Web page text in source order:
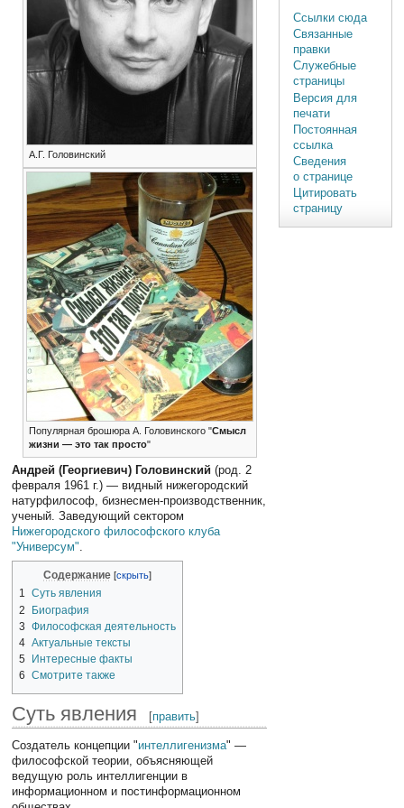
А.Г. Головинский
Популярная брошюра А. Головинского "Смысл
жизни — это так просто"
Андрей (Георгиевич) Головинский (род. 2
февраля 1961 г.) — видный нижегородский
натурфилософ, бизнесмен-производственник,
ученый. Заведующий сектором
Нижегородского философского клуба
"Универсум".
Содержание
1
Суть явления
2
Биография
3
Философская деятельность
4 Актуальные тексты
5
Интересные факты
6
Смотрите также
Суть явления [править]
Создатель концепции "интеллигенизма" —
философской теории, объясняющей
ведущую роль интеллигенции в
информационном и постинформационном
Ссылки сюда
Связанные
правки
Служебные
страницы
Версия для
печати
Постоянная
ссылка
Сведения
о странице
Цитировать
страницу